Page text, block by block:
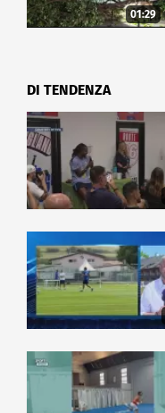
01:29
DI TENDENZA